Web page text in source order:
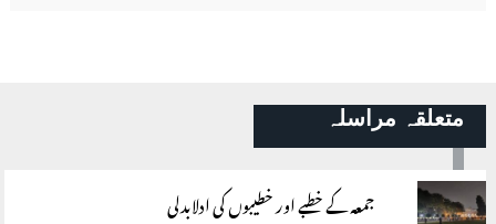
متعلقہ مراسلہ
جمعہ کے خطبے اور خطیبوں کی ادلابدلی